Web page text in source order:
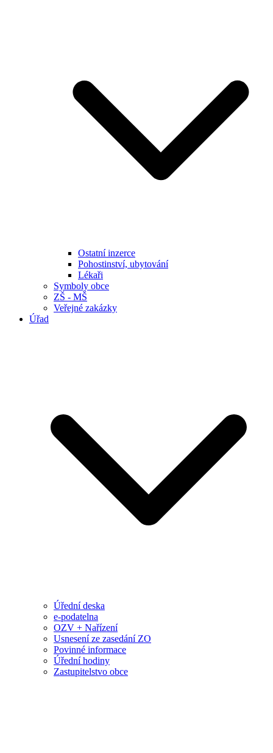
Ostatní inzerce
Pohostinství, ubytování
Lékaři
Symboly obce
ZŠ - MŠ
Veřejné zakázky
Úřad
Úřední deska
e-podatelna
OZV + Nařízení
Usnesení ze zasedání ZO
Povinné informace
Úřední hodiny
Zastupitelstvo obce